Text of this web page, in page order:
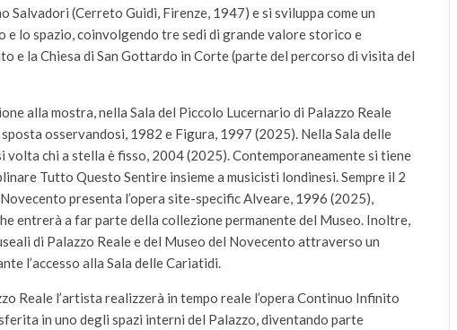
Salvadori (Cerreto Guidi, Firenze, 1947) e si sviluppa come un
lo spazio, coinvolgendo tre sedi di grande valore storico e
e la Chiesa di San Gottardo in Corte (parte del percorso di visita del
alla mostra, nella Sala del Piccolo Lucernario di Palazzo Reale
osservandosi, 1982 e Figura, 1997 (2025). Nella Sala delle
volta chi a stella è fisso, 2004 (2025). Contemporaneamente si tiene
Tutto Questo Sentire insieme a musicisti londinesi. Sempre il 2
presenta l’opera site-specific Alveare, 1996 (2025),
entrerà a far parte della collezione permanente del Museo. Inoltre,
di Palazzo Reale e del Museo del Novecento attraverso un
l’accesso alla Sala delle Cariatidi.
Reale l’artista realizzerà in tempo reale l’opera Continuo Infinito
in uno degli spazi interni del Palazzo, diventando parte